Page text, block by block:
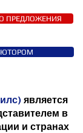
ПРЕДЛОЖЕНИЯ
является
в
и странах